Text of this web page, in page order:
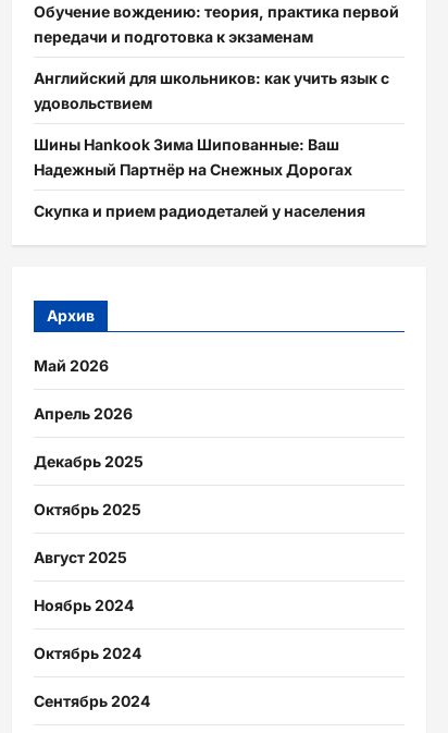
Обучение вождению: теория, практика первой
передачи и подготовка к экзаменам
Английский для школьников: как учить язык с
удовольствием
Шины Hankook Зима Шипованные: Ваш
Надежный Партнёр на Снежных Дорогах
Скупка и прием радиодеталей у населения
Архив
Май 2026
Апрель 2026
Декабрь 2025
Октябрь 2025
Август 2025
Ноябрь 2024
Октябрь 2024
Сентябрь 2024